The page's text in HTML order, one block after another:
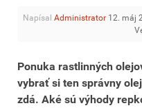
Napísal Administrator 12. máj
Ponuka rastlinných
vybrať si ten správny
zdá. Aké sú výhody